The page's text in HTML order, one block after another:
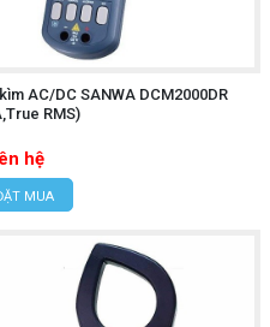
NGHỆ HÙNG NGUYÊN
Đỉnh, Q.Bắc Từ Liêm,
P.Mỹ Đình 1, Q.Nam
AC/DC SANWA DCM2000DR
RMS)
hệ
MUA